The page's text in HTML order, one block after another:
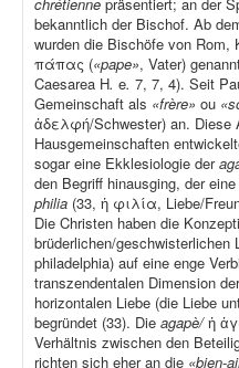
bekanntlich der Bischof. Ab
wurden die Bischöfe von Rom,
πάπας («pape», Vater)
Caesarea H. e. 7, 7, 4). Seit
Gemeinschaft als «frère» ou
ἀδελφή/Schwester) an. Diese
Hausgemeinschaften
sogar eine Ekklesiologie der
den Begriff hinausging, der
philia (33, ἡ φιλία, Liebe/
Die Christen haben die
brüderlichen/
philadelphia) auf eine enge
transzendentalen Dimension
horizontalen Liebe (die Liebe
begründet (33). Die agapè/ἡ
Verhältnis zwischen den
richten sich eher an die «bien-